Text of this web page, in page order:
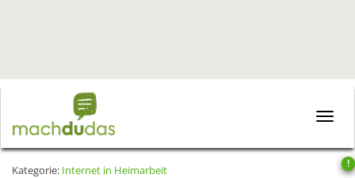
Toggle
!
Kategorie: Internet in Heimarbeit